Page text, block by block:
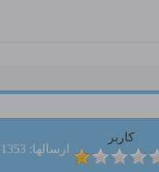
کاربر
ارسالها: 1353